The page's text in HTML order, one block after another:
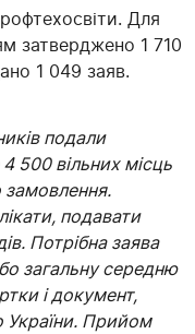
Для
затверджено 1 710
1 049 заяв.
подали
500 вільних місць
замовлення.
подавати
Потрібна заява
загальну середню
і документ,
України. Прийом